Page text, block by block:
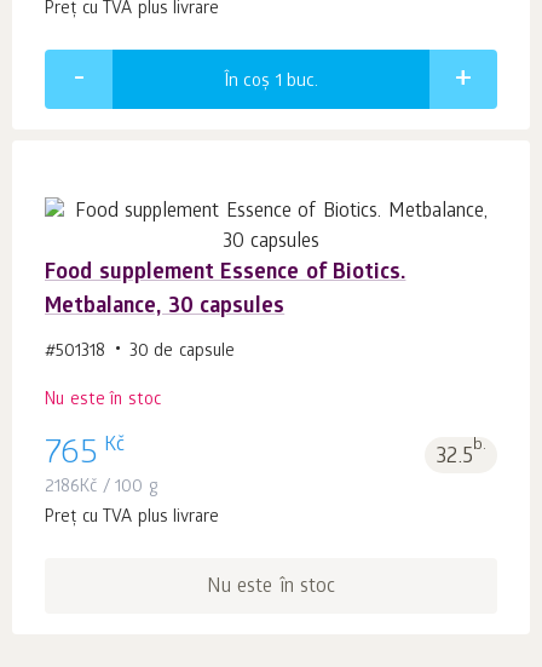
Preț cu TVA plus livrare
În coș 1 buc.
Food supplement Essence of Biotics.
Metbalance, 30 capsules
#501318 30 de capsule
Nu este în stoc
765 Kč 32.5b.
2186Kč / 100 g
Preț cu TVA plus livrare
Nu este în stoc